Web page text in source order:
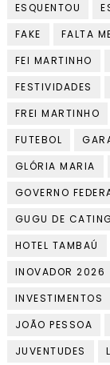
ESQUENTOU
FAKE
FALTA
FEI MARTINHO
FESTIVIDADES
FREI MARTINHO
FUTEBOL
GLÓRIA MARIA
GOVERNO
GUGU DE
HOTEL TAMBAÚ
INOVADOR 2026
INVESTIMENTOS
JOÃO PESSOA
JUVENTUDES